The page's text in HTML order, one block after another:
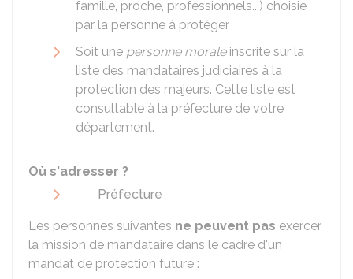
famille, proche, professionnels...) choisie
par la personne à protéger
Soit une personne moraleinscrite sur la
liste des mandataires judiciaires à la
protection des majeurs. Cette liste est
consultable à la préfecture de votre
département.
Où s'adresser ?
Préfecture
Les personnes suivantes ne peuvent pas exercer
la mission de mandataire dans le cadre d'un
mandat de protection future :